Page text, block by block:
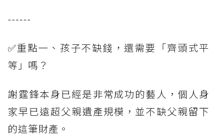
------
✅重點一、孩子不缺錢，還需要「齊頭式平
等」嗎？
謝霆鋒本身已經是非常成功的藝人，個人身
家早已遠超父親遺產規模，並不缺父親留下
的這筆財產。